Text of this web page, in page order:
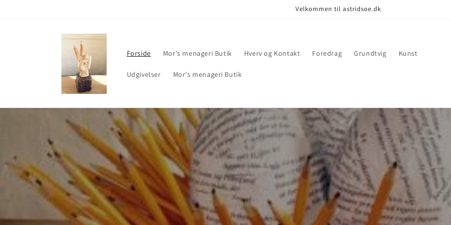
Velkommen til astridsoe.dk
Forside Mor's menageri Butik Hverv og Kontakt Foredrag Grundtvig Kunst
Udgivelser Mor's menageri Butik